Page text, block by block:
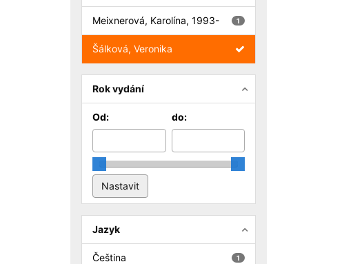
1
Meixnerová, Karolína, 1993-
Šálková, Veronika
Rok vydání
Od: do:
Jazyk
1
Čeština